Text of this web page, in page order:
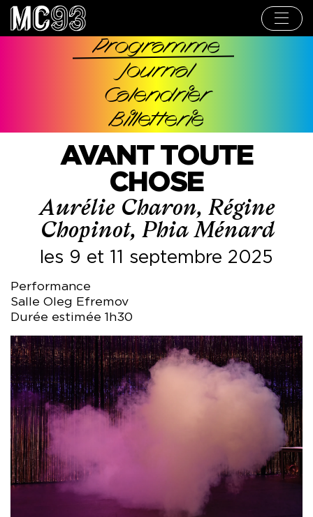
Aller
contenu
Navigation
Programme
Journal
Calendrier
Billetterie
Performance
AVANT TOUTE
CHOSE
Aurélie Charon, Régine
Chopinot, Phia Ménard
les 9 et 11 septembre 2025
Salle Oleg Efremov
Durée estimée 1h30